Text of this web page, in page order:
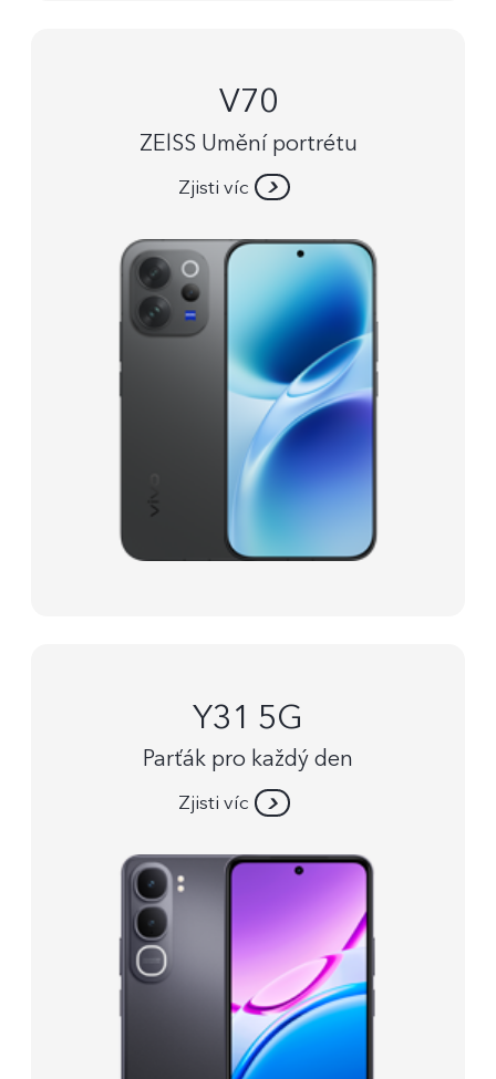
V70
ZElSS Umění portrétu
Zjisti víc
Y31 5G
Parťák pro každý den
Zjisti víc